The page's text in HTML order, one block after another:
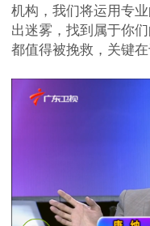
机构，我们将运用专
出迷雾，找到属于你
都值得被挽救，关键